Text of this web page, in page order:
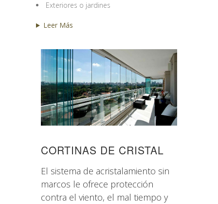
Exteriores o jardines
Leer Más
CORTINAS DE CRISTAL
El sistema de acristalamiento sin
marcos le ofrece protección
contra el viento, el mal tiempo y